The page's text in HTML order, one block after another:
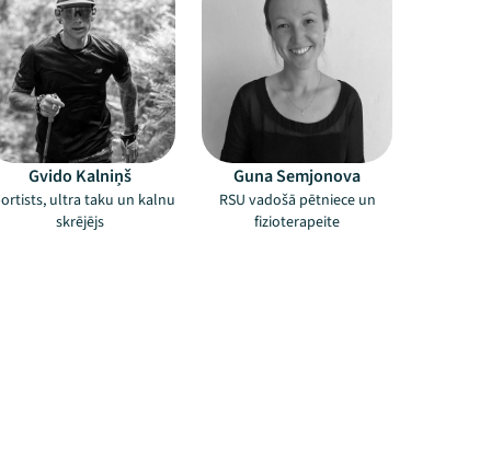
Gvido Kalniņš
ultra taku un kalnu
skrējējs
Guna Semjonova
RSU vadošā pētniece un
fizioterapeite